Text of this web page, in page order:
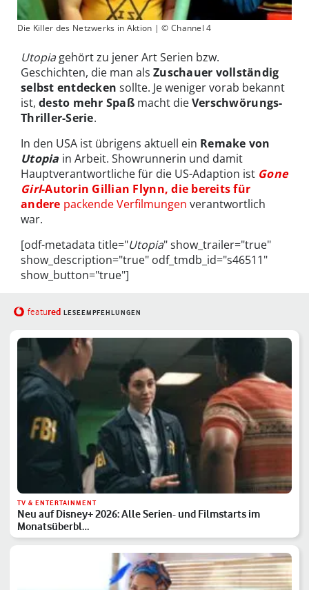
Die Killer des Netzwerks in Aktion | © Channel 4
Utopiagehört zu jener Art Serien bzw.
Geschichten, die man als Zuschauer vollständig
selbst entdecken sollte. Je weniger vorab bekannt
ist, desto mehr Spaßmacht dieVerschwörungs-
Thriller-Serie.
In den USA ist übrigens aktuell ein Remake von
Utopia in Arbeit. Showrunnerin und damit
Hauptverantwortliche für die US-Adaption ist Gone
Girl-Autorin Gillian Flynn, die bereits für
andere packende Verfilmungen verantwortlich
war.
[odf-metadata title="Utopia" show_trailer="true"
show_description="true" odf_tmdb_id="s46511"
show_button="true"]
featured LESEEMPFEHLUNGEN
TV & ENTERTAINMENT
Neu auf Disney+ 2026: Alle Serien- und Filmstarts im
Monatsüberbl…